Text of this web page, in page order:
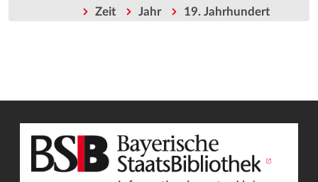
Zeit Jahr 19. Jahrhundert